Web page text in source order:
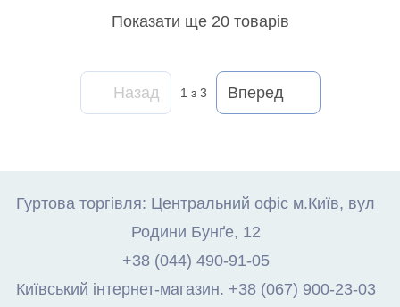
Показати ще 20 товарів
Назад 1 з 3 Вперед
Гуртова торгівля: Центральний офіс м.Київ, вул
Родини Бунґе, 12
+38 (044) 490-91-05
Київський інтернет-магазин. +38 (067) 900-23-03